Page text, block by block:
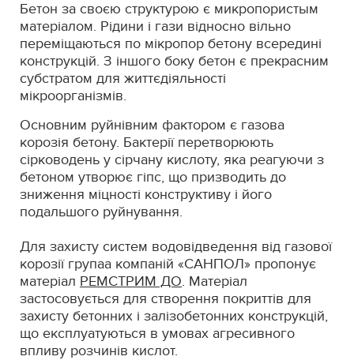
Бетон за своєю структурою є микропористым
матеріалом. Рідини і гази відносно вільно
переміщаються по мікропор бетону всередині
конструкцій. З іншого боку бетон є прекрасним
субстратом для життєдіяльності
мікроорганізмів.
Основним руйнівним фактором є газова
корозія бетону. Бактерії перетворюють
сірководень у сірчану кислоту, яка реагуючи з
бетоном утворює гіпс, що призводить до
зниження міцності конструктиву і його
подальшого руйнування.
Для захисту систем водовідведення від газової
корозії групаа компаній «САНПОЛ» пропонує
матеріал РЕМСТРИМ ДО. Матеріал
застосовується для створення покриттів для
захисту бетонних і залізобетонних конструкцій,
що експлуатуються в умовах агресивного
впливу розчинів кислот.